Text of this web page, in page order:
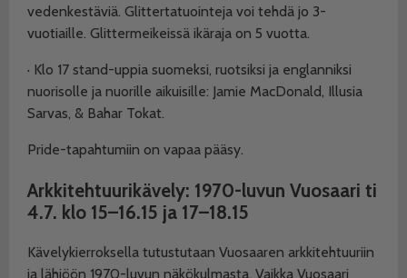
vedenkestäviä. Glittertatuointeja voi tehdä jo 3-
vuotiaille. Glittermeikeissä ikäraja on 5 vuotta.
· Klo 17 stand-uppia suomeksi, ruotsiksi ja englanniksi
nuorisolle ja nuorille aikuisille: Jamie MacDonald, Illusia
Sarvas, & Bahar Tokat.
Pride-tapahtumiin on vapaa pääsy.
Arkkitehtuurikävely: 1970-luvun Vuosaari ti
4.7. klo 15–16.15 ja 17–18.15
Kävelykierroksella tutustutaan Vuosaaren arkkitehtuuriin
ja lähiöön 1970-luvun näkökulmasta. Vaikka Vuosaari